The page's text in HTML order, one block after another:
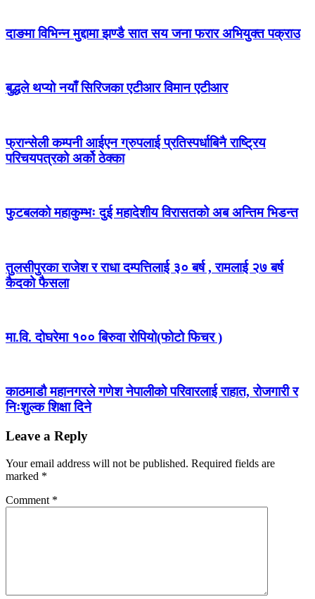
दाङमा विभिन्न मुद्दामा झण्डै सात सय जना फरार अभियुक्त पक्राउ
बुद्धले थप्यो नयाँ सिरिजका एटीआर विमान एटीआर
फ्रान्सेली कम्पनी आईएन ग्रुपलाई प्रतिस्पर्धाबिनै राष्ट्रिय
परिचयपत्रको अर्को ठेक्का
फुटबलको महाकुम्भः दुई महादेशीय विरासतको अब अन्तिम भिडन्त
तुलसीपुरका राजेश र राधा दम्पत्तिलाई ३० बर्ष , रामलाई २७ बर्ष
कैदको फैसला
मा.वि. दोघरेमा १०० बिरुवा रोपियो(फोटो फिचर )
काठमाडौ महानगरले गणेश नेपालीको परिवारलाई राहात, रोजगारी र
निःशुल्क शिक्षा दिने
Leave a Reply
Your email address will not be published. Required fields are
marked *
Comment *